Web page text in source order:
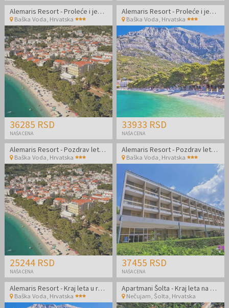
Alemaris Resort - Proleće i jesen u renoviranom hotelu za velike porodice
Baška Voda Hrvatska
36285 RSD
NAŠA CENA
Alemaris Resort - Proleće i jesen u renoviranom hotelu
Baška Voda Hrvatska
33933 RSD
NAŠA CENA
Alemaris Resort - Pozdrav letu u renoviranom hotelu
Baška Voda, Hrvatska
25244 RSD
NAŠA CENA
Alemaris Resort - Pozdrav letu u renoviranom hotelu
Baška Voda, Hrvatska
37455 RSD
NAŠA CENA
Alemaris Resort - Kraj leta u renoviranom hotelu za velike porodice
Baška Voda, Hrvatska
Apartmani Šolta - Kraj leta na Šolti
Nečujam, Šolta, Hrvatska